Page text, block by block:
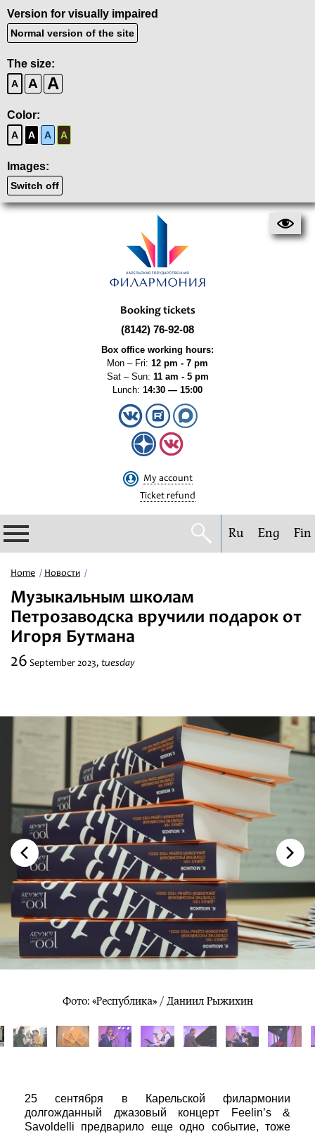
Version for visually impaired
Normal version of the site
The size:
A A A
Color:
A A A A
Images:
Switch off
Booking tickets
(8142) 76-92-08
Box office working hours:
Mon – Fri: 12 pm - 7 pm
Sat – Sun: 11 am - 5 pm
Lunch: 14:30 — 15:00
My account
Ticket refund
Philharmonic
Current events
Festivals
Ru Eng Fin
Home Новости
Музыкальным школам
Петрозаводска вручили подарок от
Игоря Бутмана
26 September 2023, tuesday
Фото: «Республика» / Даниил Рыжихин
25 сентября в Карельской филармонии
долгожданный джазовый концерт Feelin’s &
Savoldelli предварило еще одно событие, тоже